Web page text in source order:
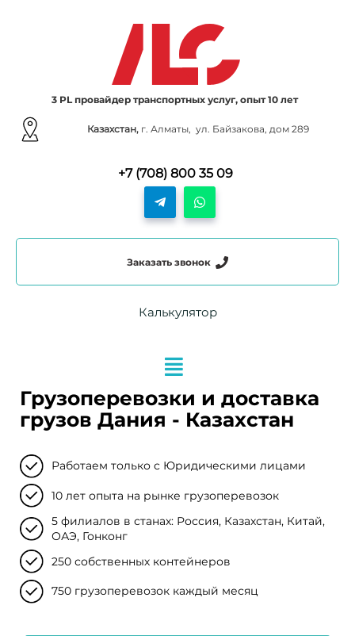
3 PL провайдер транспортных услуг, опыт 10 лет
Казахстан, г. Алматы, ул. Байзакова, дом 289
+7 (708) 800 35 09
Заказать звонок
Калькулятор
Грузоперевозки и доставка
грузов Дания - Казахстан
Работаем только с Юридическими лицами
10 лет опыта на рынке грузоперевозок
5 филиалов в станах: Россия, Казахстан, Китай,
ОАЭ, Гонконг
250 собственных контейнеров
750 грузоперевозок каждый месяц